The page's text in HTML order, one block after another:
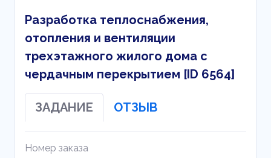
Разработка теплоснабжения,
отопления и вентиляции
трехэтажного жилого дома с
чердачным перекрытием [ID 6564]
ЗАДАНИЕ ОТЗЫВ
Номер заказа